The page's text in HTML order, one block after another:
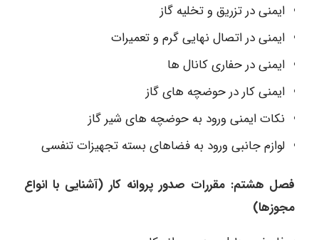
ایمنی در تزریق و تخلیه گاز
ایمنی در اتصال نهایی گرم و تعمیرات
ایمنی در حفاری کانال ها
ایمنی کار در حوضچه های گاز
نکات ایمنی ورود به حوضچه های شیر گاز
لوازم جانبی ورود به فضاهای بسته تجهیزات تنفسی
فصل هشتم: مقررات صدور پروانه کار (آشنایی با انواع
مجوزها)